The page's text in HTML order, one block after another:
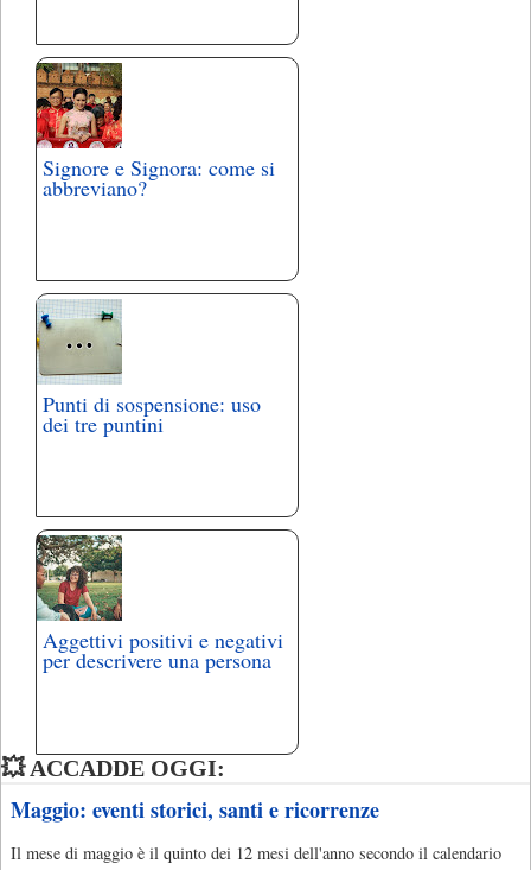
Signore e Signora: come si
abbreviano?
Punti di sospensione: uso
dei tre puntini
Aggettivi positivi e negativi
per descrivere una persona
💥 ACCADDE OGGI:
Maggio: eventi storici, santi e ricorrenze
Il mese di maggio è il quinto dei 12 mesi dell'anno secondo il calendario